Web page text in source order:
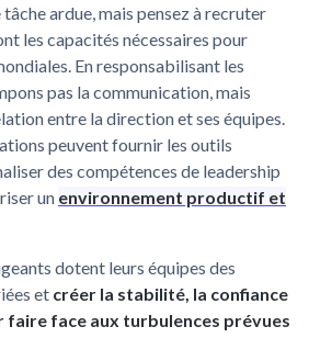
ardue, mais pensez à recruter
les capacités nécessaires pour
En responsabilisant les
pas la communication, mais
entre la direction et ses équipes.
peuvent fournir les outils
des compétences de leadership
un environnement productif et
dotent leurs équipes des
et créer la stabilité, la confiance
faire face aux turbulences prévues